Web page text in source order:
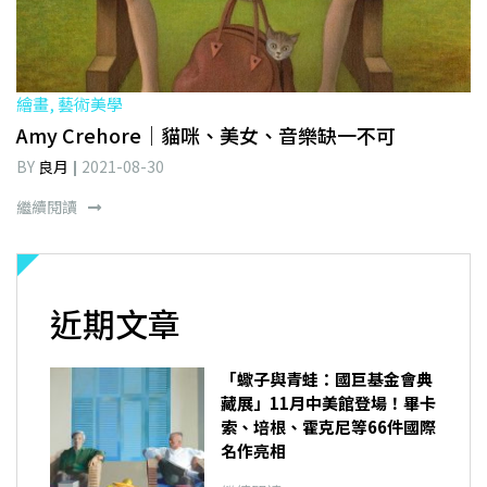
繪畫, 藝術美學
Amy Crehore｜貓咪、美女、音樂缺一不可
BY 良月
2021-08-30
繼續閱讀
近期文章
「蠍子與青蛙：國巨基金會典
藏展」11月中美館登場！畢卡
索、培根、霍克尼等66件國際
名作亮相